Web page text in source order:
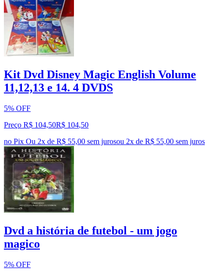
Kit Dvd Disney Magic English Volume
11,12,13 e 14. 4 DVDS
5% OFF
Preço R$ 104,50R$ 104,50
no Pix Ou 2x de R$ 55,00 sem jurosou 2x de R$ 55,00 sem juros
Dvd a história de futebol - um jogo
magico
5% OFF